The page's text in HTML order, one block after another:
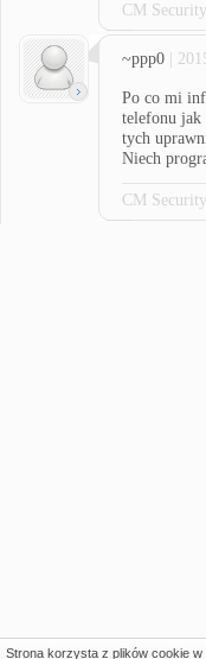
CM Security
~ppp0 |
Po co mi
telefonu jak
tych
Niech
CM Security
Strona korzysta z plików cookie w